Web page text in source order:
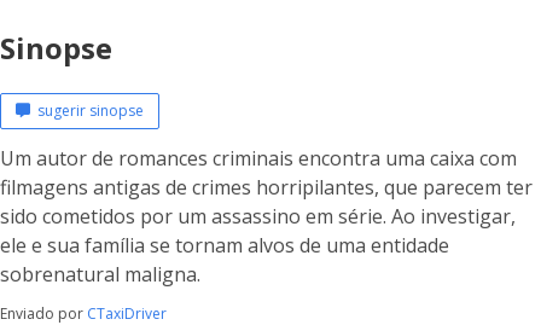
Sinopse
sugerir sinopse
Um autor de romances criminais encontra uma caixa com
filmagens antigas de crimes horripilantes, que parecem ter
sido cometidos por um assassino em série. Ao investigar,
ele e sua família se tornam alvos de uma entidade
sobrenatural maligna.
Enviado por CTaxiDriver